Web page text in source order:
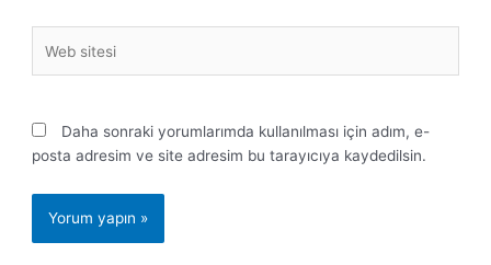
sitesi
Daha sonraki yorumlarımda kullanılması için adım, e-
posta adresim ve site adresim bu tarayıcıya kaydedilsin.